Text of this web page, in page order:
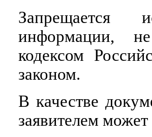
Запрещается
информации,
кодексом
законом.
В качестве
заявителем может